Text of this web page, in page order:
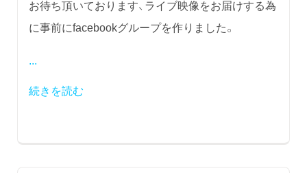
お待ち頂いております、ライブ映像をお届けする為
に事前にfacebookグループを作りました。
...
続きを読む